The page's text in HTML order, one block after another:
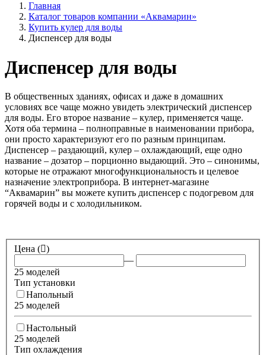
Главная
Каталог товаров компании «Аквамарин»
Купить кулер для воды
Диспенсер для воды
Диспенсер для воды
В общественных зданиях, офисах и даже в домашних
условиях все чаще можно увидеть электрический диспенсер
для воды. Его второе название – кулер, применяется чаще.
Хотя оба термина – полноправные в наименовании прибора,
они просто характеризуют его по разным принципам.
Диспенсер – раздающий, кулер – охлаждающий, еще одно
название – дозатор – порционно выдающий. Это – синонимы,
которые не отражают многофункциональность и целевое
назначение электроприбора. В интернет-магазине
“Аквамарин” вы можете купить диспенсер с подогревом для
горячей воды и с холодильником.
Цена ( )
—
25 моделей
Тип установки
Напольный
25 моделей
Настольный
25 моделей
Тип охлаждения